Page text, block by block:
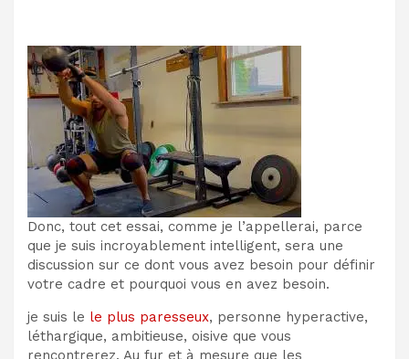
Donc, tout cet essai, comme je l’appellerai, parce
que je suis incroyablement intelligent, sera une
discussion sur ce dont vous avez besoin pour définir
votre cadre et pourquoi vous en avez besoin.
je suis le le plus paresseux, personne hyperactive,
léthargique, ambitieuse, oisive que vous
rencontrerez. Au fur et à mesure que les